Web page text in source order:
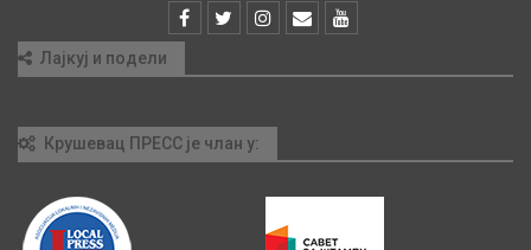
Лајкуј и подели
Крушевац ПРЕСС је члан у: